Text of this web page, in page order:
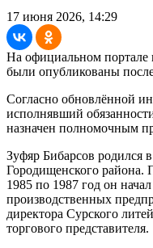
17 июня 2026, 14:29
На официальном портале
были опубликованы
Согласно обновлённой
исполнявший
назначен полномочным
Зуфяр Бибарсов родился
Городищенского района.
1985 по 1987 год он
производственных
директора Сурского
торгового представителя.